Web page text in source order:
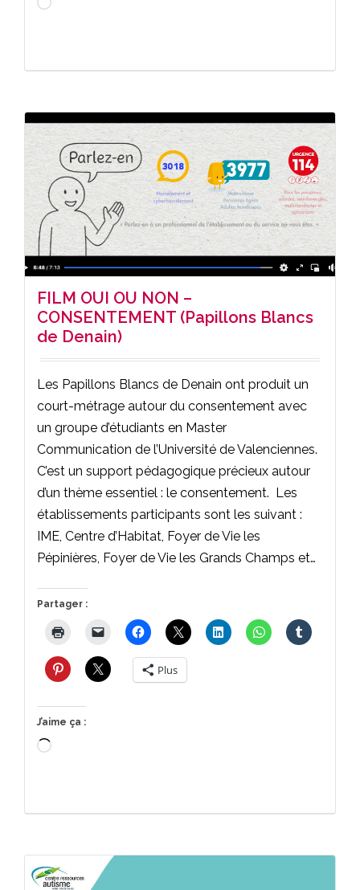
Chargement…
FILM OUI OU NON –
CONSENTEMENT (Papillons Blancs
de Denain)
Les Papillons Blancs de Denain ont produit un
court-métrage autour du consentement avec
un groupe d’étudiants en Master
Communication de l’Université de Valenciennes.
C’est un support pédagogique précieux autour
d’un thème essentiel : le consentement. Les
établissements participants sont les suivant :
IME, Centre d’Habitat, Foyer de Vie les
Pépinières, Foyer de Vie les Grands Champs et…
Partager :
Plus
J’aime ça :
Chargement…